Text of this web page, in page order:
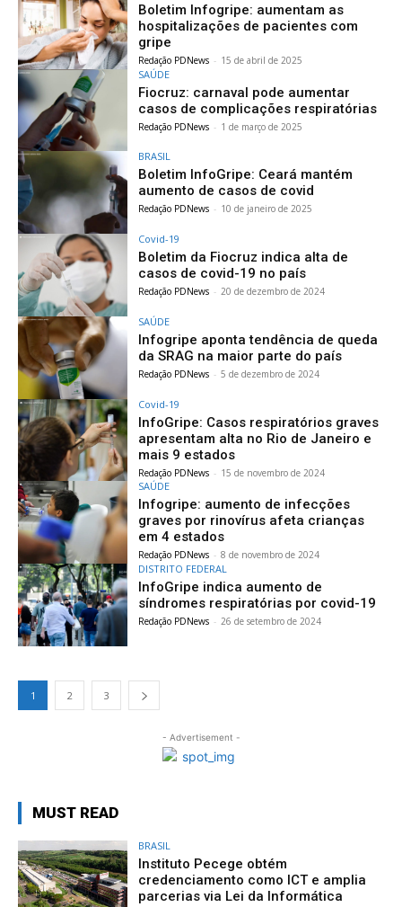
Boletim Infogripe: aumentam as
hospitalizações de pacientes com
gripe
Redação PDNews - 15 de abril de 2025
SAÚDE
Fiocruz: carnaval pode aumentar
casos de complicações respiratórias
Redação PDNews - 1 de março de 2025
BRASIL
Boletim InfoGripe: Ceará mantém
aumento de casos de covid
Redação PDNews - 10 de janeiro de 2025
Covid-19
Boletim da Fiocruz indica alta de
casos de covid-19 no país
Redação PDNews - 20 de dezembro de 2024
SAÚDE
Infogripe aponta tendência de queda
da SRAG na maior parte do país
Redação PDNews - 5 de dezembro de 2024
Covid-19
InfoGripe: Casos respiratórios graves
apresentam alta no Rio de Janeiro e
mais 9 estados
Redação PDNews - 15 de novembro de 2024
SAÚDE
Infogripe: aumento de infecções
graves por rinovírus afeta crianças
em 4 estados
Redação PDNews - 8 de novembro de 2024
DISTRITO FEDERAL
InfoGripe indica aumento de
síndromes respiratórias por covid-19
Redação PDNews - 26 de setembro de 2024
1 2 3
- Advertisement -
MUST READ
BRASIL
Instituto Pecege obtém
credenciamento como ICT e amplia
parcerias via Lei da Informática